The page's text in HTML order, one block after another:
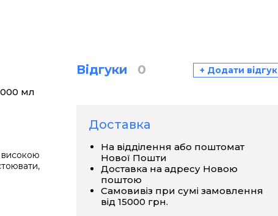
мл
Відгуки 0 + Додати відгук
Доставка
На відділення або поштомат
Нової Пошти
Доставка на адресу Новою
поштою
Самовивіз при сумі замовлення
від 15000 грн.